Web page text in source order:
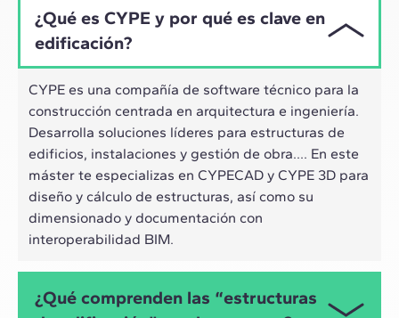
¿Qué es CYPE y por qué es clave en
edificación?
CYPE es una compañía de software técnico para la
construcción centrada en arquitectura e ingeniería.
Desarrolla soluciones líderes para estructuras de
edificios, instalaciones y gestión de obra…. En este
máster te especializas en CYPECAD y CYPE 3D para
diseño y cálculo de estructuras, así como su
dimensionado y documentación con
interoperabilidad BIM.
¿Qué comprenden las “estructuras